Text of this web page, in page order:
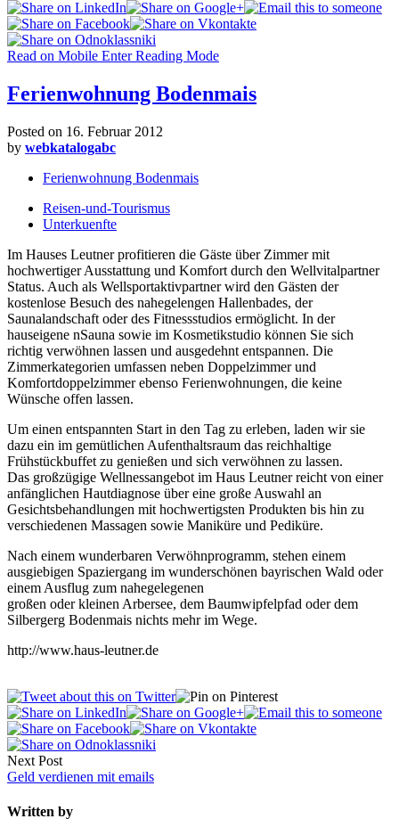
Read on Mobile Enter Reading Mode
Ferienwohnung Bodenmais
Posted on 16. Februar 2012
by webkatalogabc
Ferienwohnung Bodenmais
Reisen-und-Tourismus
Unterkuenfte
Im Hauses Leutner profitieren die Gäste über Zimmer mit
hochwertiger Ausstattung und Komfort durch den Wellvitalpartner
Status. Auch als Wellsportaktivpartner wird den Gästen der
kostenlose Besuch des nahegelengen Hallenbades, der
Saunalandschaft oder des Fitnessstudios ermöglicht. In der
hauseigene nSauna sowie im Kosmetikstudio können Sie sich
richtig verwöhnen lassen und ausgedehnt entspannen. Die
Zimmerkategorien umfassen neben Doppelzimmer und
Komfortdoppelzimmer ebenso Ferienwohnungen, die keine
Wünsche offen lassen.
Um einen entspannten Start in den Tag zu erleben, laden wir sie
dazu ein im gemütlichen Aufenthaltsraum das reichhaltige
Frühstückbuffet zu genießen und sich verwöhnen zu lassen.
Das großzügige Wellnessangebot im Haus Leutner reicht von einer
anfänglichen Hautdiagnose über eine große Auswahl an
Gesichtsbehandlungen mit hochwertigsten Produkten bis hin zu
verschiedenen Massagen sowie Maniküre und Pediküre.
Nach einem wunderbaren Verwöhnprogramm, stehen einem
ausgiebigen Spaziergang im wunderschönen bayrischen Wald oder
einem Ausflug zum nahegelegenen
großen oder kleinen Arbersee, dem Baumwipfelpfad oder dem
Silbergerg Bodenmais nichts mehr im Wege.
http://www.haus-leutner.de
Next Post
Geld verdienen mit emails
Written by